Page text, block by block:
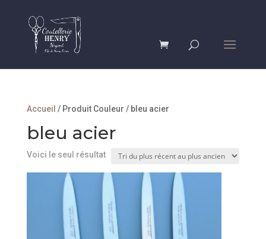
Accueil / Produit Couleur / bleu acier
bleu acier
Voici le seul résultat